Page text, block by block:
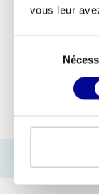
vous leur
consentement